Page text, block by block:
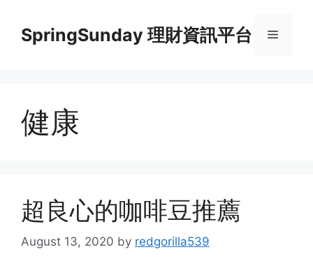
contentSpringSunday 理財資訊平台 Menu
健康
超良心的咖啡豆推薦
August 13, 2020 by redgorilla539